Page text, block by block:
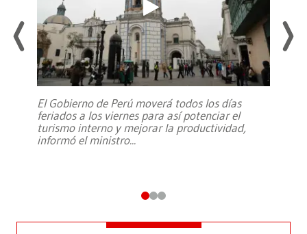
El Gobierno de Perú moverá todos los días
feriados a los viernes para así potenciar el
turismo interno y mejorar la productividad,
informó el ministro...